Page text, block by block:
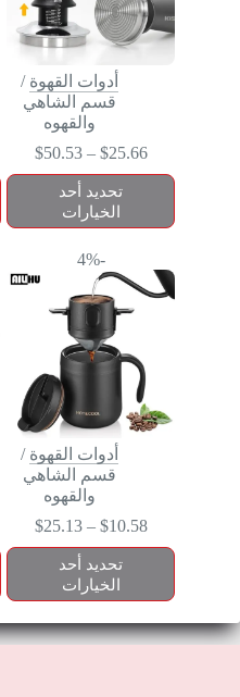
أدوات القهوة /
قسم الشاهي
والقهوه
$25.66
–
$50.53
تحديد أحد
الخيارات
-4%
أدوات القهوة /
قسم الشاهي
والقهوه
$10.58
–
$25.13
تحديد أحد
الخيارات